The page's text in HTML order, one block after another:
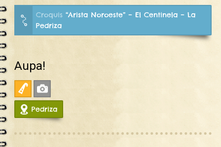
Croquis “Arista Noroeste” – El Centinela – La
Pedriza
Aupa!
Artificial
Fotos
Pedriza